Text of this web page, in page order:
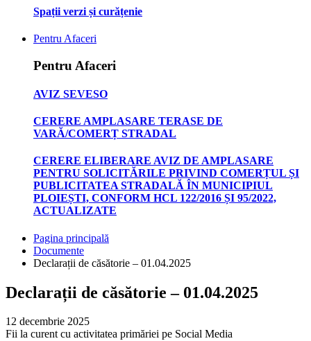
Spații verzi și curățenie
Pentru Afaceri
Pentru Afaceri
AVIZ SEVESO
CERERE AMPLASARE TERASE DE
VARĂ/COMERȚ STRADAL
CERERE ELIBERARE AVIZ DE AMPLASARE
PENTRU SOLICITĂRILE PRIVIND COMERȚUL ȘI
PUBLICITATEA STRADALĂ ÎN MUNICIPIUL
PLOIEȘTI, CONFORM HCL 122/2016 ȘI 95/2022,
ACTUALIZATE
Pagina principală
Documente
Declarații de căsătorie – 01.04.2025
Declarații de căsătorie – 01.04.2025
12 decembrie 2025
Fii la curent cu activitatea primăriei pe Social Media